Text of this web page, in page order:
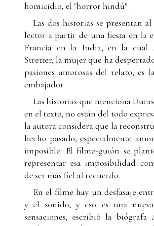
homicidio, el "horror hindú".
Las dos historias se presentan
lector a partir de una fiesta en la
Francia en la India, en la cual
Stretter, la mujer que ha
pasiones amorosas del relato, es
embajador.
Las historias que menciona
en el texto, no están del todo
la autora considera que la
hecho pasado, especialmente
imposible. El filme-guión se
representar esa imposibilidad
de ser más fiel al recuerdo.
En el filme hay un desfasaje
y el sonido, y eso es una
sensaciones, escribió la biógrafa